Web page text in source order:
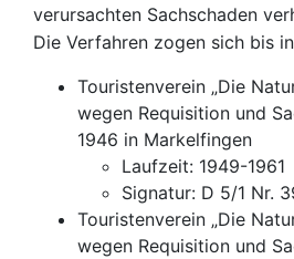
verursachten Sachschaden
Die Verfahren zogen sich bis
Touristenverein „Die
wegen Requisition und
1946 in Markelfingen
Laufzeit: 1949-1961
Signatur: D 5/1 Nr.
Touristenverein „Die
wegen Requisition und